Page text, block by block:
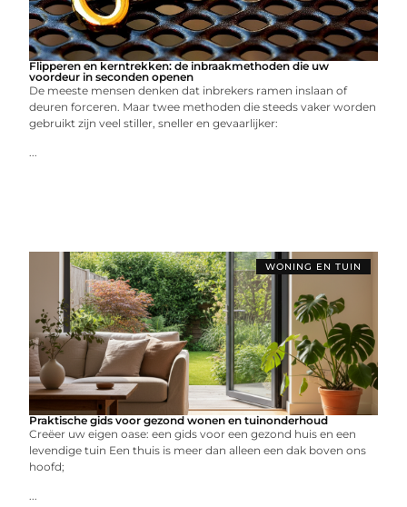
Flipperen en kerntrekken: de inbraakmethoden die uw
voordeur in seconden openen
De meeste mensen denken dat inbrekers ramen inslaan of
deuren forceren. Maar twee methoden die steeds vaker worden
gebruikt zijn veel stiller, sneller en gevaarlijker:
...
WONING EN TUIN
Praktische gids voor gezond wonen en tuinonderhoud
Creëer uw eigen oase: een gids voor een gezond huis en een
levendige tuin Een thuis is meer dan alleen een dak boven ons
hoofd;
...